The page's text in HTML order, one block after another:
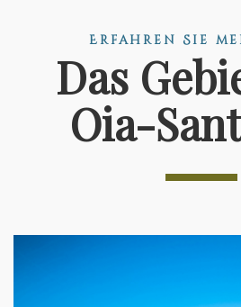
Erfahren Sie
Das
Oia-